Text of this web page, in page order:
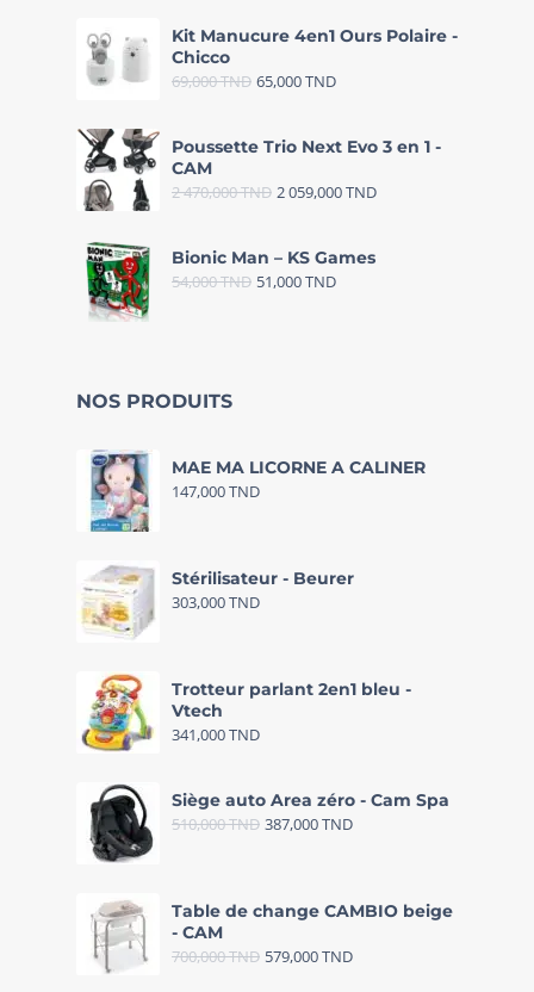
Kit Manucure 4en1 Ours Polaire -
Chicco
69,000TND 65,000TND
Poussette Trio Next Evo 3 en 1 -
CAM
2 470,000TND 2 059,000TND
Bionic Man – KS Games
54,000TND 51,000TND
NOS PRODUITS
MAE MA LICORNE A CALINER
147,000TND
Stérilisateur - Beurer
303,000TND
Trotteur parlant 2en1 bleu -
Vtech
341,000TND
Siège auto Area zéro - Cam Spa
510,000TND 387,000TND
Table de change CAMBIO beige
- CAM
700,000TND 579,000TND